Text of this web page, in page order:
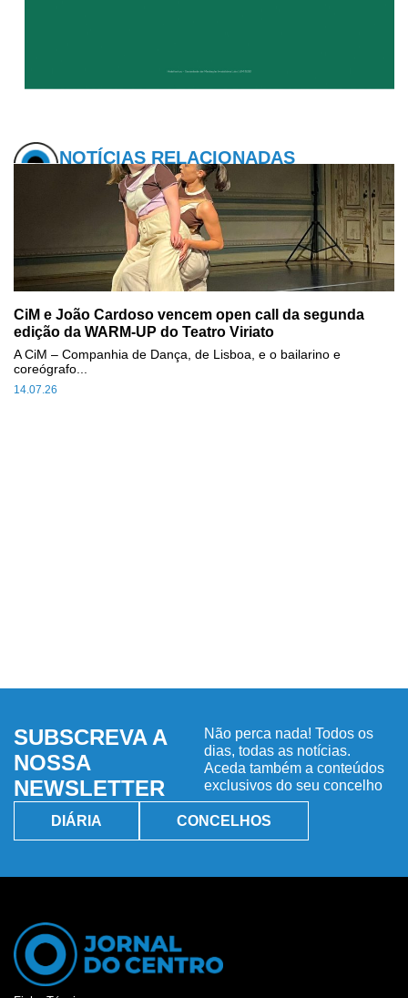
NOTÍCIAS RELACIONADAS
CiM e João Cardoso vencem open call da segunda
edição da WARM-UP do Teatro Viriato
14.07.26
A CiM – Companhia de Dança, de Lisboa, e o bailarino e
coreógrafo...
SUBSCREVA A
NOSSA
NEWSLETTER
Não perca nada! Todos os
dias, todas as notícias.
Aceda também a conteúdos
exclusivos do seu concelho
DIÁRIA CONCELHOS